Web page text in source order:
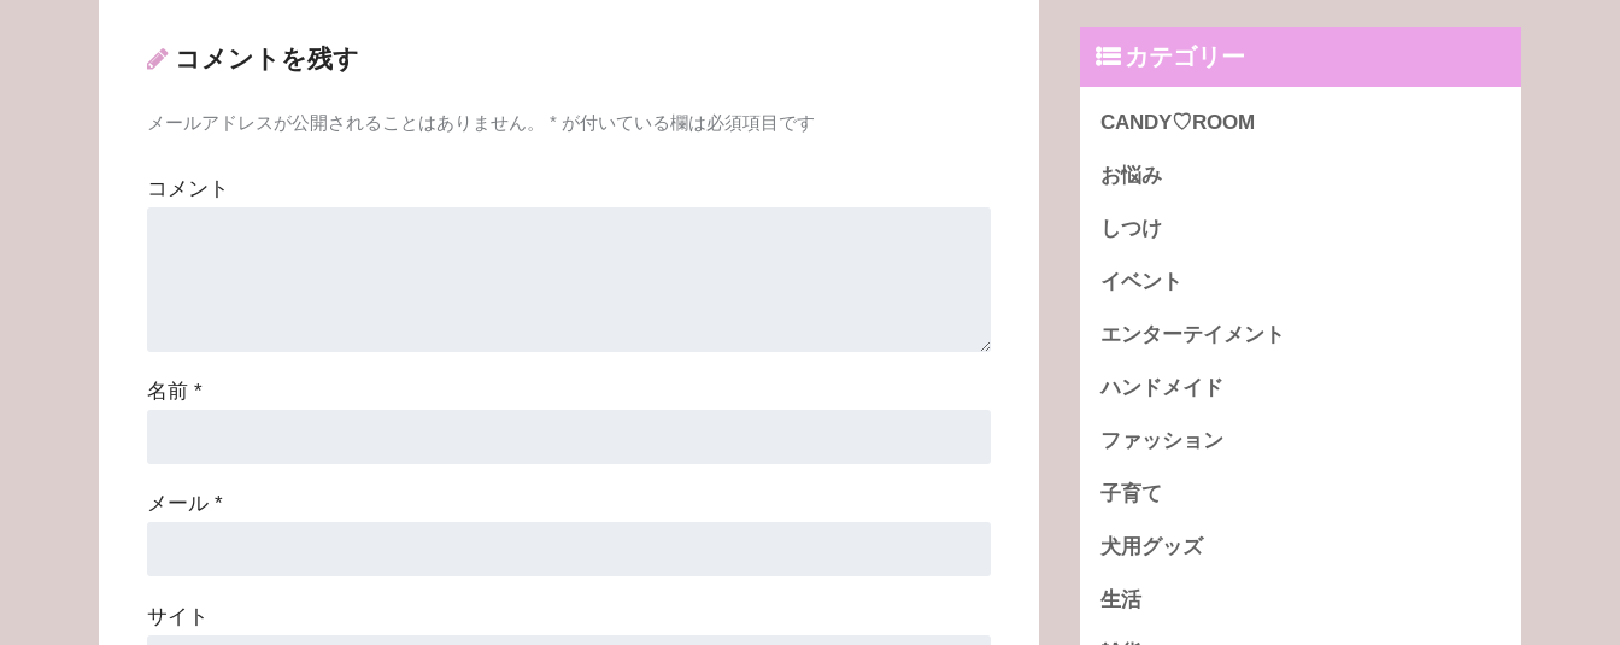
コメントを残す
メールアドレスが公開されることはありません。 * が付いている欄は必須項目です
コメント
名前 *
メール *
サイト
カテゴリー
CANDY♡ROOM
お悩み
しつけ
イベント
エンターテイメント
ハンドメイド
ファッション
子育て
犬用グッズ
生活